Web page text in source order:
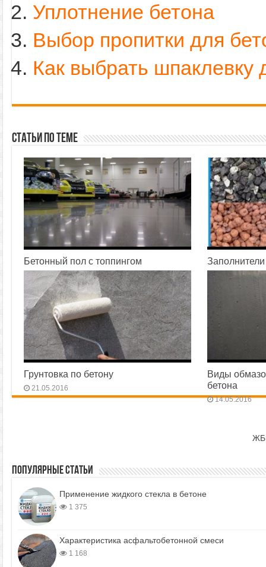
Уплотнение бетона
Выбор пропитки для
Как выбрать шпаклевку
Статьи по теме
Бетонный пол с топпингом
29.06.2016 20.06.2016
Грунтовка по бетону
21.05.2016
Виды
бетона
14.05.2016
Популярные статьи
Применение жидкого стекла в бетоне
1 375
Характеристика асфальтобетонной смеси
1 168